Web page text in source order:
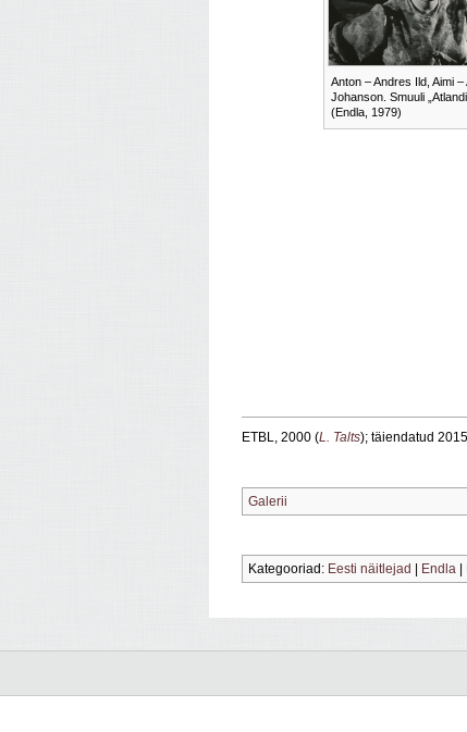
Anton – Andres Ild, Aimi –
Johanson. Smuuli
(Endla, 1979)
ETBL, 2000 (L. Talts); täiendatud
Galerii
Kategooriad: Eesti näitlejad Endla